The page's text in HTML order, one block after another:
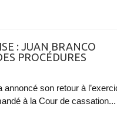
: JUAN BRANCO
PROCÉDURES
annoncé son retour à
à la Cour de cassation...